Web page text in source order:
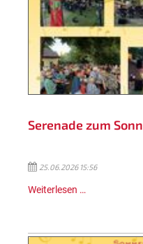
Serenade zum
25.06.2026 15:56
Weiterlesen …